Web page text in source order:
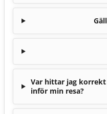
Var hittar jag
inför min resa?